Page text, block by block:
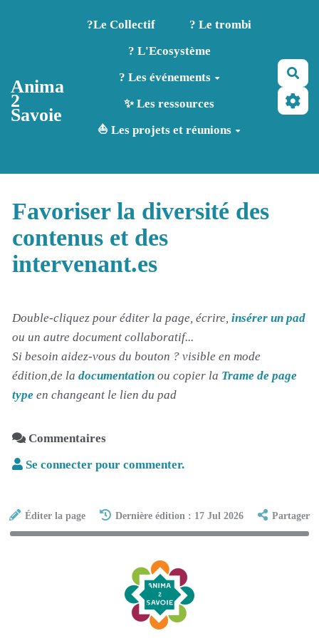
Aller au contenu principal
Anima
2
Savoie
?️Le Collectif
? Le trombi
? L'Ecosystème
? Les événements
✨ Les ressources
⛵ Les projets et réunions
Favoriser la diversité des
contenus et des
intervenant.es
Double-cliquez pour éditer la page, écrire, insérer un pad
ou un autre document collaboratif...
Si besoin aidez-vous du bouton ? visible en mode
édition,de la documentation ou copier la Trame de page
type en changeant le lien du pad
Commentaires
Se connecter pour commenter.
Éditer la page Dernière édition : 17 Jul 2026 Partager